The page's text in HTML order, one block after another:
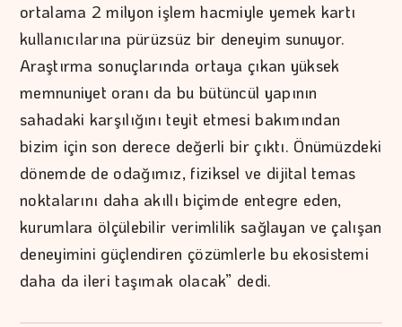
ortalama 2 milyon işlem hacmiyle yemek kartı
kullanıcılarına pürüzsüz bir deneyim sunuyor.
Araştırma sonuçlarında ortaya çıkan yüksek
memnuniyet oranı da bu bütüncül yapının
sahadaki karşılığını teyit etmesi bakımından
bizim için son derece değerli bir çıktı. Önümüzdeki
dönemde de odağımız, fiziksel ve dijital temas
noktalarını daha akıllı biçimde entegre eden,
kurumlara ölçülebilir verimlilik sağlayan ve çalışan
deneyimini güçlendiren çözümlerle bu ekosistemi
daha da ileri taşımak olacak” dedi.